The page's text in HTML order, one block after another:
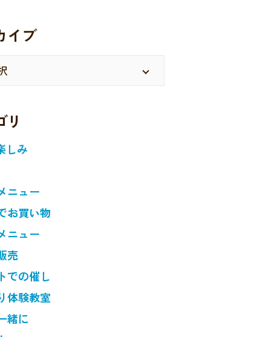
イブ
リ
しみ
ニュー
お買い物
ニュー
売
での催し
体験教室
緒に